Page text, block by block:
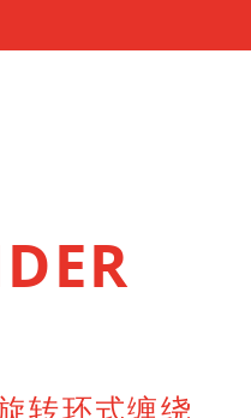
转环式缠绕